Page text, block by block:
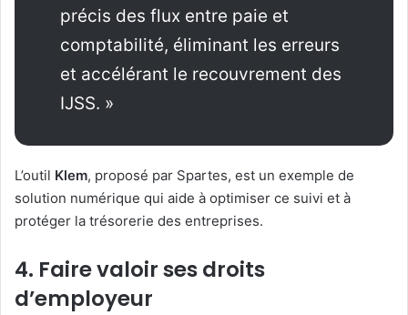
précis des flux entre paie et
comptabilité, éliminant les erreurs
et accélérant le recouvrement des
IJSS. »
L’outil Klem, proposé par Spartes, est un exemple de
solution numérique qui aide à optimiser ce suivi et à
protéger la trésorerie des entreprises.
4. Faire valoir ses droits
d’employeur